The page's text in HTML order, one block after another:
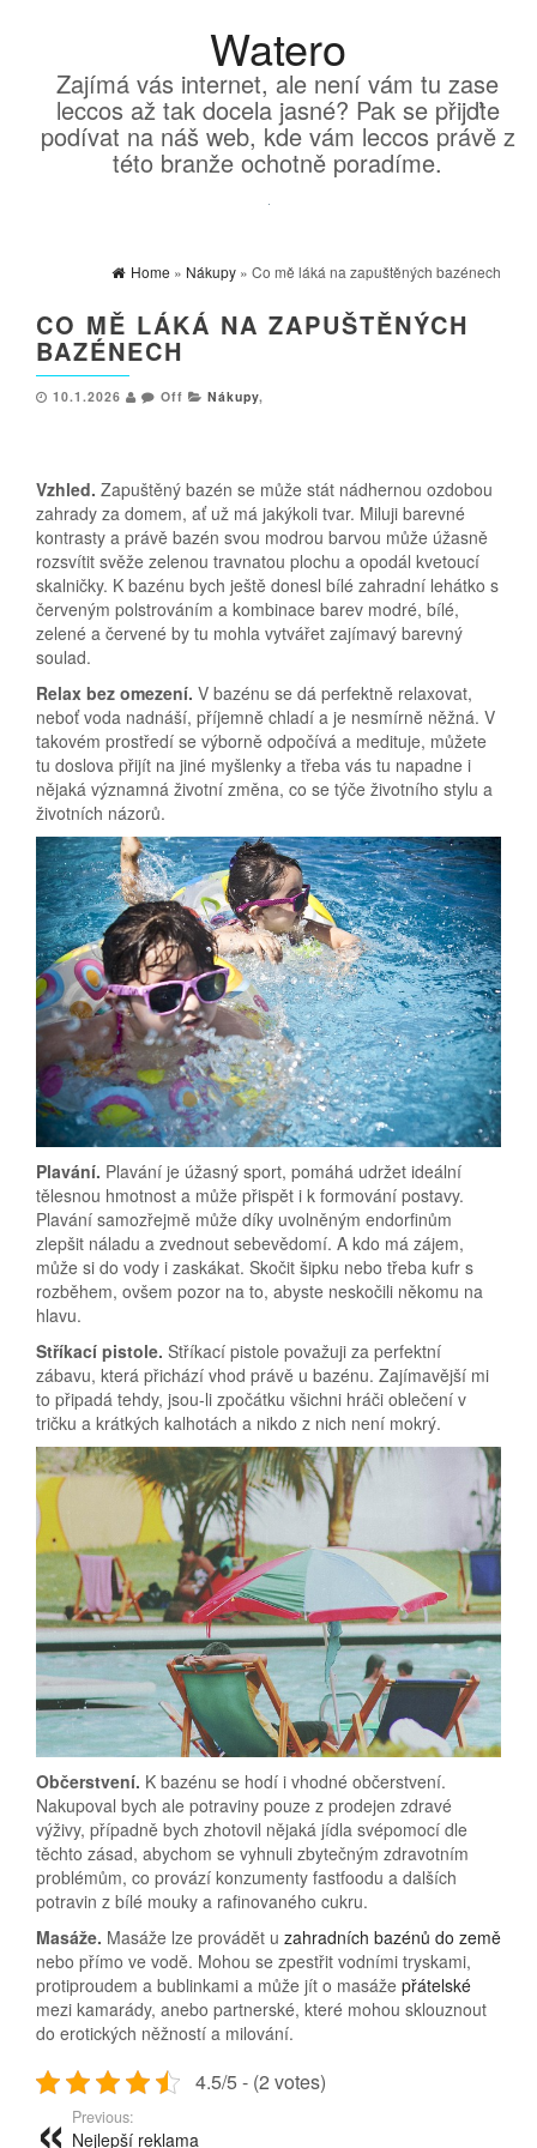
Watero
Zajímá vás internet, ale není vám tu zase
leccos až tak docela jasné? Pak se přijďte
podívat na náš web, kde vám leccos právě z
této branže ochotně poradíme.
Home » Nákupy » Co mě láká na zapuštěných bazénech
CO MĚ LÁKÁ NA ZAPUŠTĚNÝCH
BAZÉNECH
10.1.2026 Off Nákupy,
Vzhled. Zapuštěný bazén se může stát nádhernou ozdobou
zahrady za domem, ať už má jakýkoli tvar. Miluji barevné
kontrasty a právě bazén svou modrou barvou může úžasně
rozsvítit svěže zelenou travnatou plochu a opodál kvetoucí
skalničky. K bazénu bych ještě donesl bílé zahradní lehátko s
červeným polstrováním a kombinace barev modré, bílé,
zelené a červené by tu mohla vytvářet zajímavý barevný
soulad.
Relax bez omezení. V bazénu se dá perfektně relaxovat,
neboť voda nadnáší, příjemně chladí a je nesmírně něžná. V
takovém prostředí se výborně odpočívá a medituje, můžete
tu doslova přijít na jiné myšlenky a třeba vás tu napadne i
nějaká významná životní změna, co se týče životního stylu a
životních názorů.
Plavání. Plavání je úžasný sport, pomáhá udržet ideální
tělesnou hmotnost a může přispět i k formování postavy.
Plavání samozřejmě může díky uvolněným endorfinům
zlepšit náladu a zvednout sebevědomí. A kdo má zájem,
může si do vody i zaskákat. Skočit šipku nebo třeba kufr s
rozběhem, ovšem pozor na to, abyste neskočili někomu na
hlavu.
Stříkací pistole. Stříkací pistole považuji za perfektní
zábavu, která přichází vhod právě u bazénu. Zajímavější mi
to připadá tehdy, jsou-li zpočátku všichni hráči oblečení v
tričku a krátkých kalhotách a nikdo z nich není mokrý.
Občerstvení. K bazénu se hodí i vhodné občerstvení.
Nakupoval bych ale potraviny pouze z prodejen zdravé
výživy, případně bych zhotovil nějaká jídla svépomocí dle
těchto zásad, abychom se vyhnuli zbytečným zdravotním
problémům, co provází konzumenty fastfoodu a dalších
potravin z bílé mouky a rafinovaného cukru.
Masáže. Masáže lze provádět u zahradních bazénů do země
nebo přímo ve vodě. Mohou se zpestřit vodními tryskami,
protiproudem a bublinkami a může jít o masáže přátelské
mezi kamarády, anebo partnerské, které mohou sklouznout
do erotických něžností a milování.
4.5/5 - (2 votes)
Previous:
Nejlepší reklama